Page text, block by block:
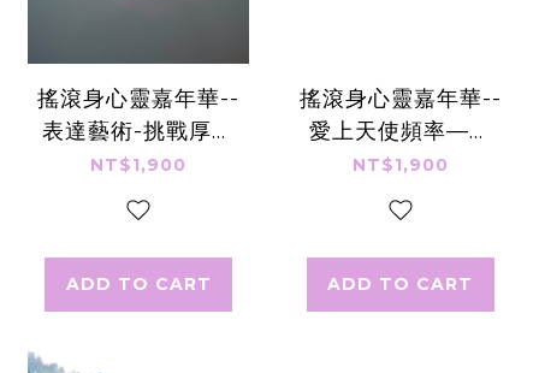
搖滾身心靈嘉年華--
表達藝術-挑戰厚臉
皮營
NT$1,900
ADD TO CART
搖滾身心靈嘉年華--
愛上天使頻率—朵
琳夫人：揚昇大師
神諭卡營
NT$1,900
ADD TO CART